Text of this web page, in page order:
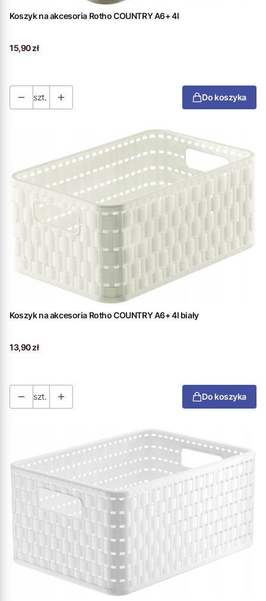
Koszyk na akcesoria Rotho COUNTRY A6+ 4l
Cena
15,90 zł
szt. Do koszyka
Koszyk na akcesoria Rotho COUNTRY A6+ 4l biały
Cena
13,90 zł
szt. Do koszyka